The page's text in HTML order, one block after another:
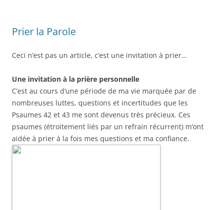
Prier la Parole
Ceci n’est pas un article, c’est une invitation à prier…
Une invitation à la prière personnelle
C’est au cours d’une période de ma vie marquée par de
nombreuses luttes, questions et incertitudes que les
Psaumes 42 et 43 me sont devenus très précieux. Ces
psaumes (étroitement liés par un refrain récurrent) m’ont
aidée à prier à la fois mes questions et ma confiance.